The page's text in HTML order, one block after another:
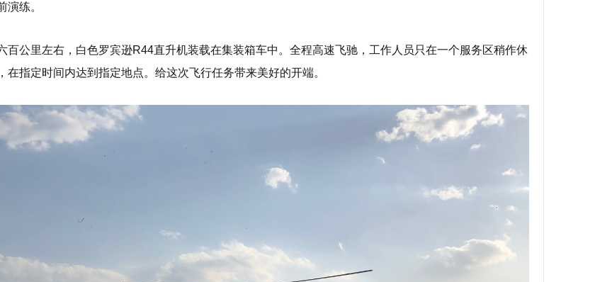
演练。
百公里左右，白色罗宾逊R44直升机装载在集装箱车中。全程高速飞驰，工作人员只在一个服务区稍作休
在指定时间内达到指定地点。给这次飞行任务带来美好的开端。